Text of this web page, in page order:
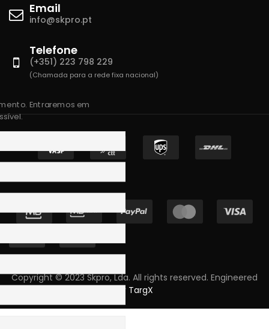
Email
info@skpro.pt
Telefone
(+351) 223 798 229
(Chamada para a rede fixa nacional)
Copyright © 2023 Skpro, Lda. All rights reserved. Engineered
by TargX
Entraremos em